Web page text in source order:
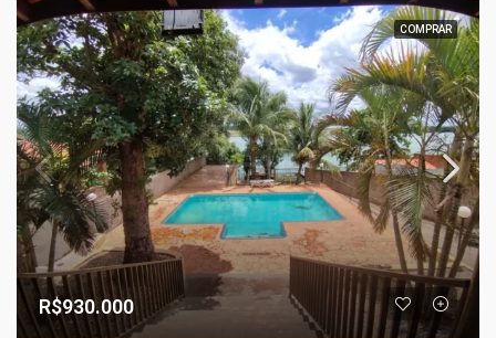
COMPRAR
R$930.000